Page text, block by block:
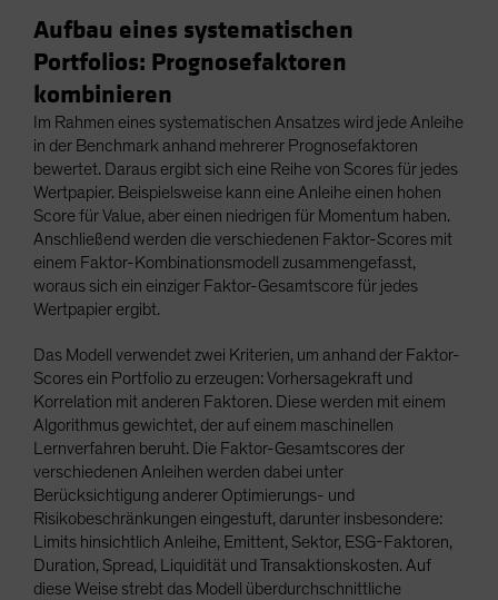
Aufbau eines systematischen
Portfolios: Prognosefaktoren
kombinieren
Im Rahmen eines systematischen Ansatzes wird jede Anleihe
in der Benchmark anhand mehrerer Prognosefaktoren
bewertet. Daraus ergibt sich eine Reihe von Scores für jedes
Wertpapier. Beispielsweise kann eine Anleihe einen hohen
Score für Value, aber einen niedrigen für Momentum haben.
Anschließend werden die verschiedenen Faktor-Scores mit
einem Faktor-Kombinationsmodell zusammengefasst,
woraus sich ein einziger Faktor-Gesamtscore für jedes
Wertpapier ergibt.
Das Modell verwendet zwei Kriterien, um anhand der Faktor-
Scores ein Portfolio zu erzeugen: Vorhersagekraft und
Korrelation mit anderen Faktoren. Diese werden mit einem
Algorithmus gewichtet, der auf einem maschinellen
Lernverfahren beruht. Die Faktor-Gesamtscores der
verschiedenen Anleihen werden dabei unter
Berücksichtigung anderer Optimierungs- und
Risikobeschränkungen eingestuft, darunter insbesondere:
Limits hinsichtlich Anleihe, Emittent, Sektor, ESG-Faktoren,
Duration, Spread, Liquidität und Transaktionskosten. Auf
diese Weise strebt das Modell überdurchschnittliche